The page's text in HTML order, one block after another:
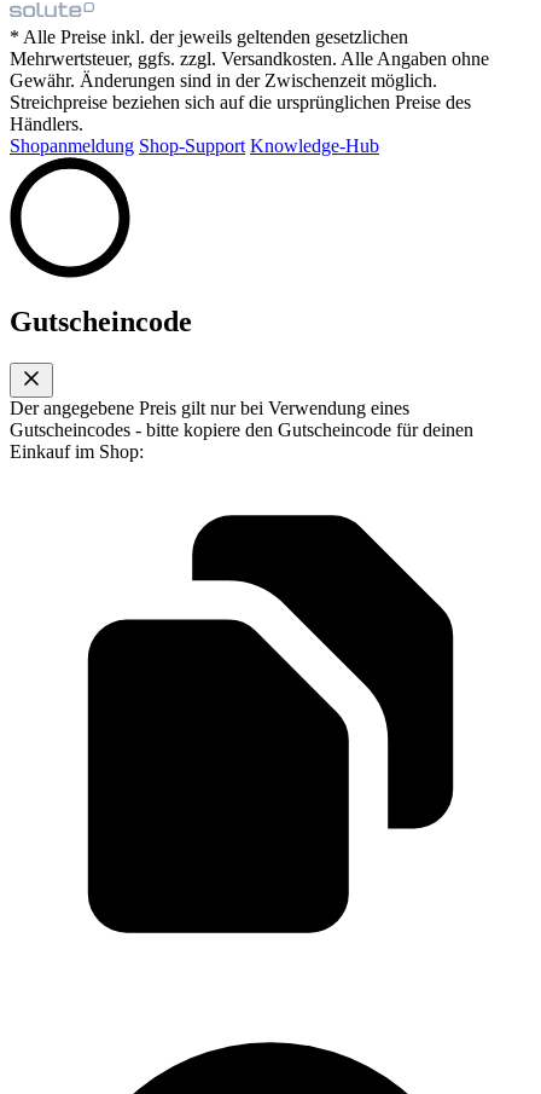
* Alle Preise inkl. der jeweils geltenden gesetzlichen
Mehrwertsteuer, ggfs. zzgl. Versandkosten. Alle Angaben ohne
Gewähr. Änderungen sind in der Zwischenzeit möglich.
Streichpreise beziehen sich auf die ursprünglichen Preise des
Händlers.
Shopanmeldung Shop-Support Knowledge-Hub
Gutscheincode
Der angegebene Preis gilt nur bei Verwendung eines
Gutscheincodes - bitte kopiere den Gutscheincode für deinen
Einkauf im Shop: